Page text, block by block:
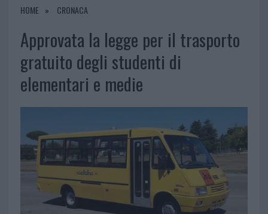
HOME CRONACA
Approvata la legge per il trasporto
gratuito degli studenti di
elementari e medie